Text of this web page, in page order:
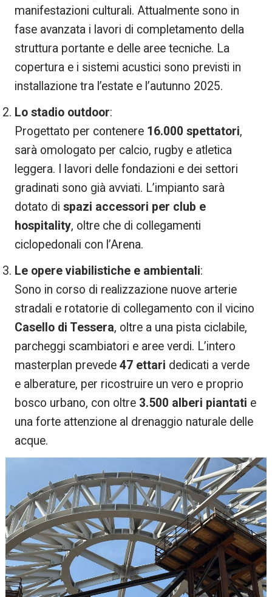
manifestazioni culturali. Attualmente sono in
fase avanzata i lavori di completamento della
struttura portante e delle aree tecniche. La
copertura e i sistemi acustici sono previsti in
installazione tra l’estate e l’autunno 2025.
Lo stadio outdoor:
Progettato per contenere 16.000 spettatori,
sarà omologato per calcio, rugby e atletica
leggera. I lavori delle fondazioni e dei settori
gradinati sono già avviati. L’impianto sarà
dotato dispazi accessori per club e
hospitality, oltre che di collegamenti
ciclopedonali con l’Arena.
Le opere viabilistiche e ambientali:
Sono in corso di realizzazione nuove arterie
stradali e rotatorie di collegamento con il vicino
Casello di Tessera, oltre a una pista ciclabile,
parcheggi scambiatori e aree verdi. L’intero
masterplan prevede47 ettari dedicati a verde
e alberature, per ricostruire un vero e proprio
bosco urbano, con oltre 3.500 alberi piantati e
una forte attenzione al drenaggio naturale delle
acque.